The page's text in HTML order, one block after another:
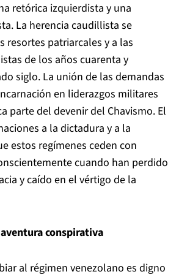
retórica izquierdista y una
La herencia caudillista se
resortes patriarcales y a las
de los años cuarenta y
siglo. La unión de las demandas
en liderazgos militares
parte del devenir del Chavismo. El
a la dictadura y a la
estos regímenes ceden con
cuando han perdido
y caído en el vértigo de la
conspirativa
al régimen venezolano es digno